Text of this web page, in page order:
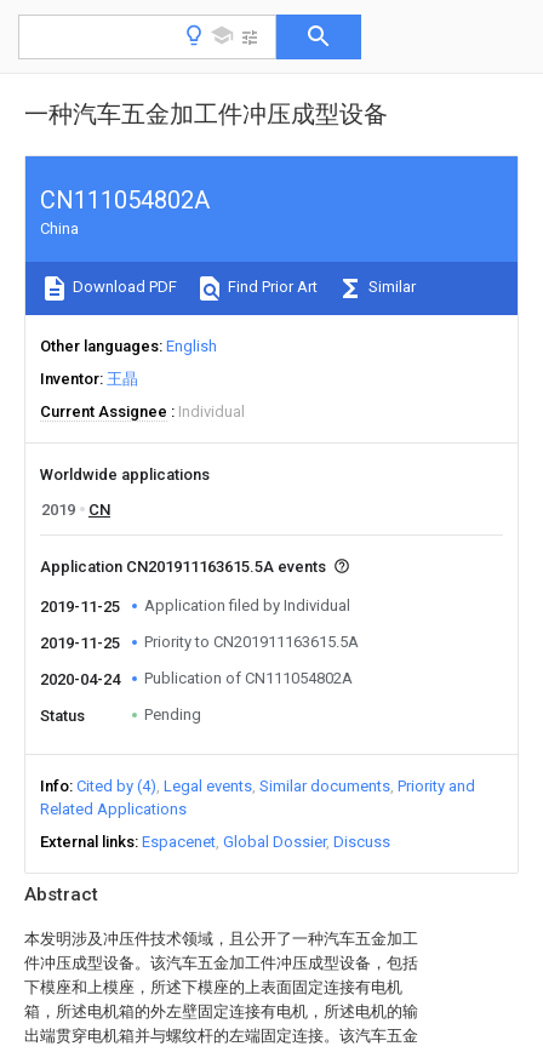
一种汽车五金加工件冲压成型设备
Abstract
本发明涉及冲压件技术领域，且公开了一种汽车五金加工
件冲压成型设备。该汽车五金加工件冲压成型设备，包括
下模座和上模座，所述下模座的上表面固定连接有电机
箱，所述电机箱的外左壁固定连接有电机，所述电机的输
出端贯穿电机箱并与螺纹杆的左端固定连接。该汽车五金
CN111054802A
China
Download PDF Find Prior Art Similar
Other languages English
Inventor 王晶
Current Assignee
Individual
Worldwide applications
2019
CN
Application CN201911163615.5A events
2019-11-25 Application filed by Individual
2019-11-25 Priority to CN201911163615.5A
2020-04-24 Publication of CN111054802A
Status Pending
Info Cited by (4) Legal events Similar documents Priority and
Related Applications
External links Espacenet Global Dossier Discuss